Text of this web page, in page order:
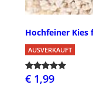
Hochfeiner Kies
AUSVERKAUFT
€ 1,99